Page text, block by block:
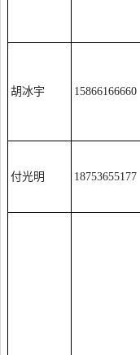
胡冰宇 15866166660
付光明 18753655177